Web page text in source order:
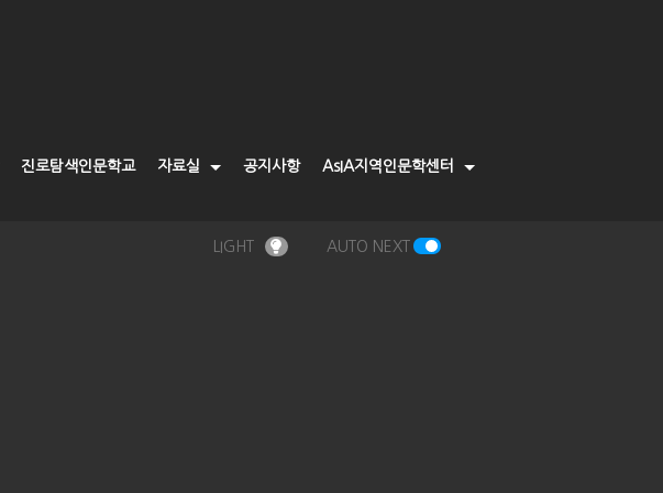
진로탐색인문학교 자료실 공지사항 AsIA지역인문학센터
LIGHT AUTO NEXT